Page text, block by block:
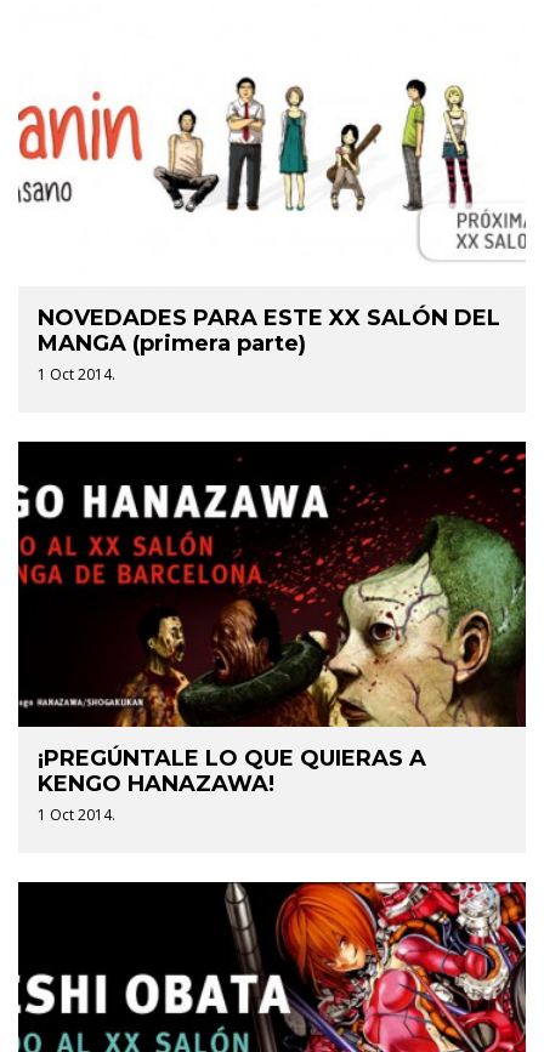
NOVEDADES PARA ESTE XX SALÓN DEL
MANGA (primera parte)
1 Oct 2014.
¡PREGÚNTALE LO QUE QUIERAS A
KENGO HANAZAWA!
1 Oct 2014.